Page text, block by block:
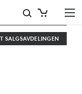
SALGSAVDELINGEN